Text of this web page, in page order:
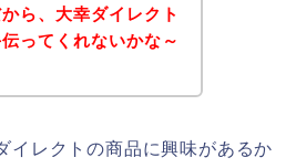
ら、大幸ダイレクト
ってくれないかな～
イレクトの商品に興味があるか